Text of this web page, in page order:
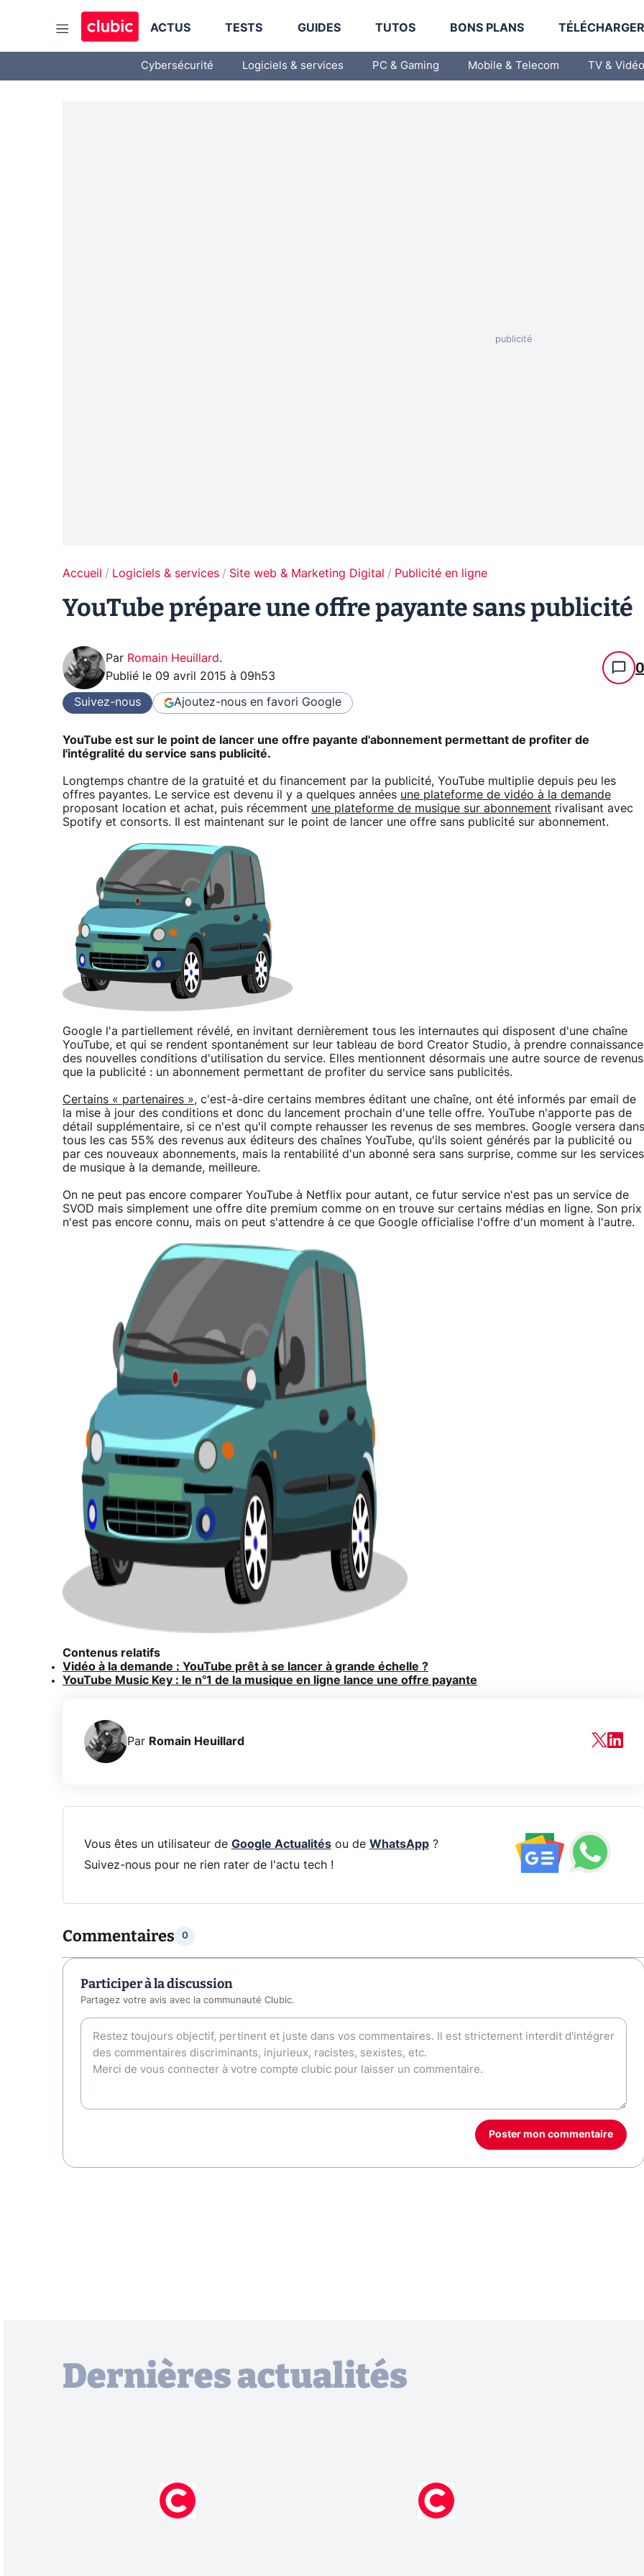
ACTUS TESTS GUIDES TUTOS BONS PLANS
Cybersécurité Logiciels & services PC & Gaming Mobile & Telecom TV & Vidéo
Accueil Logiciels & services Site web & Marketing Digital Publicité en ligne
YouTube prépare une offre payante sans publicité
Par Romain Heuillard.
Publié le 09 avril 2015 à 09h53 0
Suivez-nous Ajoutez-nous en favori Google
YouTube est sur le point de lancer une offre payante d'abonnement permettant de profiter de
l'intégralité du service sans publicité.
Longtemps chantre de la gratuité et du financement par la publicité, YouTube multiplie depuis peu les
offres payantes. Le service est devenu il y a quelques années une plateforme de vidéo à la demande
proposant location et achat, puis récemment une plateforme de musique sur abonnement rivalisant avec
Spotify et consorts. Il est maintenant sur le point de lancer une offre sans publicité sur abonnement.
Google l'a partiellement révélé, en invitant dernièrement tous les internautes qui disposent d'une chaîne
YouTube, et qui se rendent spontanément sur leur tableau de bord Creator Studio, à prendre connaissance
des nouvelles conditions d'utilisation du service. Elles mentionnent désormais une autre source de revenus
que la publicité : un abonnement permettant de profiter du service sans publicités.
Certains « partenaires », c'est-à-dire certains membres éditant une chaîne, ont été informés par email de
la mise à jour des conditions et donc du lancement prochain d'une telle offre. YouTube n'apporte pas de
détail supplémentaire, si ce n'est qu'il compte rehausser les revenus de ses membres. Google versera dans
tous les cas 55% des revenus aux éditeurs des chaînes YouTube, qu'ils soient générés par la publicité ou
par ces nouveaux abonnements, mais la rentabilité d'un abonné sera sans surprise, comme sur les services
de musique à la demande, meilleure.
On ne peut pas encore comparer YouTube à Netflix pour autant, ce futur service n'est pas un service de
SVOD mais simplement une offre dite premium comme on en trouve sur certains médias en ligne. Son prix
n'est pas encore connu, mais on peut s'attendre à ce que Google officialise l'offre d'un moment à l'autre.
Contenus relatifs
Vidéo à la demande : YouTube prêt à se lancer à grande échelle ?
YouTube Music Key : le n°1 de la musique en ligne lance une offre payante
Par Romain Heuillard
Vous êtes un utilisateur de Google Actualitésou de WhatsApp?
Suivez-nous pour ne rien rater de l'actu tech !
Commentaires 0
Participer à la discussion
Partagez votre avis avec la communauté Clubic.
Poster mon commentaire
Dernières actualités